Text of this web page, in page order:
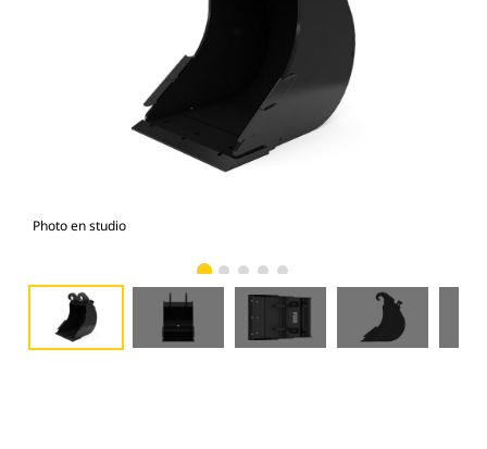
Photo en studio